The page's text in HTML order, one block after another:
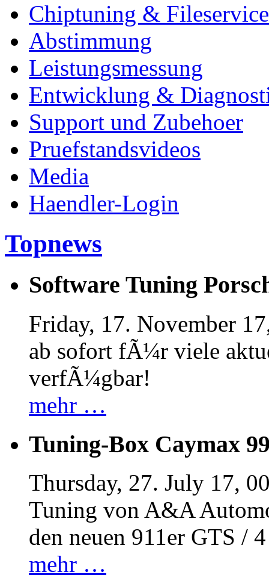
Chiptuning & Fileservice
Abstimmung
Leistungsmessung
Entwicklung &
Support und Zubehoer
Pruefstandsvideos
Media
Haendler-Login
Topnews
Software Tuning
Friday, 17. November
ab sofort fÃ¼r viele
verfÃ¼gbar!
mehr …
Tuning-Box Caymax
Thursday, 27. July 17,
Tuning von A&A
den neuen 911er GTS /
mehr …